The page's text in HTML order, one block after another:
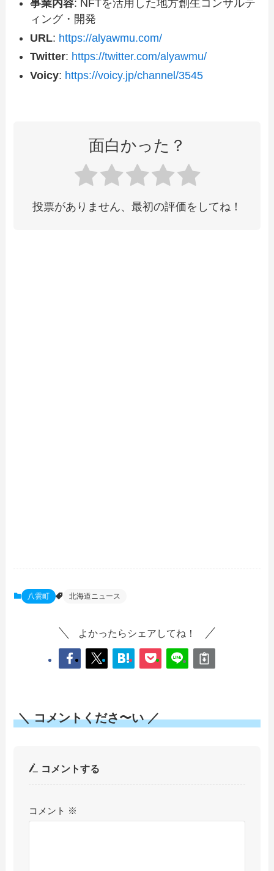
事業内容: NFTを活用した地方創生コンサルテ
ィング・開発
URL: https://alyawmu.com/
Twitter: https://twitter.com/alyawmu/
Voicy: https://voicy.jp/channel/3545
面白かった？
投票がありません、最初の評価をしてね！
八雲町 北海道ニュース
よかったらシェアしてね！
＼ コメントくださ〜い ／
コメントする
コメント ※